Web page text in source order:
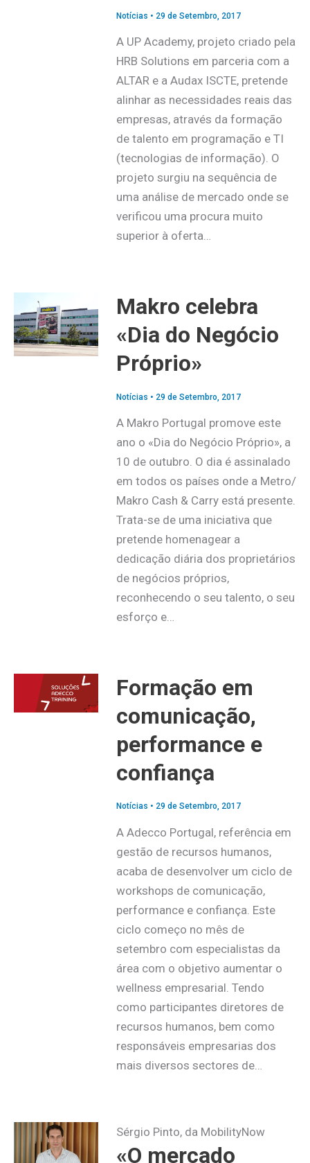
Notícias • 29 de Setembro, 2017
A UP Academy, projeto criado pela
HRB Solutions em parceria com a
ALTAR e a Audax ISCTE, pretende
alinhar as necessidades reais das
empresas, através da formação
de talento em programação e TI
(tecnologias de informação). O
projeto surgiu na sequência de
uma análise de mercado onde se
verificou uma procura muito
superior à oferta…
Makro celebra
«Dia do Negócio
Próprio»
Notícias • 29 de Setembro, 2017
A Makro Portugal promove este
ano o «Dia do Negócio Próprio», a
10 de outubro. O dia é assinalado
em todos os países onde a Metro/
Makro Cash & Carry está presente.
Trata-se de uma iniciativa que
pretende homenagear a
dedicação diária dos proprietários
de negócios próprios,
reconhecendo o seu talento, o seu
esforço e…
Formação em
comunicação,
performance e
confiança
Notícias • 29 de Setembro, 2017
A Adecco Portugal, referência em
gestão de recursos humanos,
acaba de desenvolver um ciclo de
workshops de comunicação,
performance e confiança. Este
ciclo começo no mês de
setembro com especialistas da
área com o objetivo aumentar o
wellness empresarial. Tendo
como participantes diretores de
recursos humanos, bem como
responsáveis empresarias dos
mais diversos sectores de…
Sérgio Pinto, da MobilityNow
«O mercado